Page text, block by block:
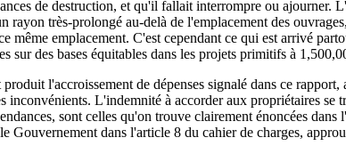
de destruction, et qu'il fallait interrompre ou ajourner.
très-prolongé au-delà de l'emplacement des
même emplacement. C'est cependant ce qui est arrivé
sur des bases équitables dans les projets primitifs à
l'accroissement de dépenses signalé dans ce
L'indemnité à accorder aux propriétaires se
sont celles qu'on trouve clairement énoncées
dans l'article 8 du cahier de charges,